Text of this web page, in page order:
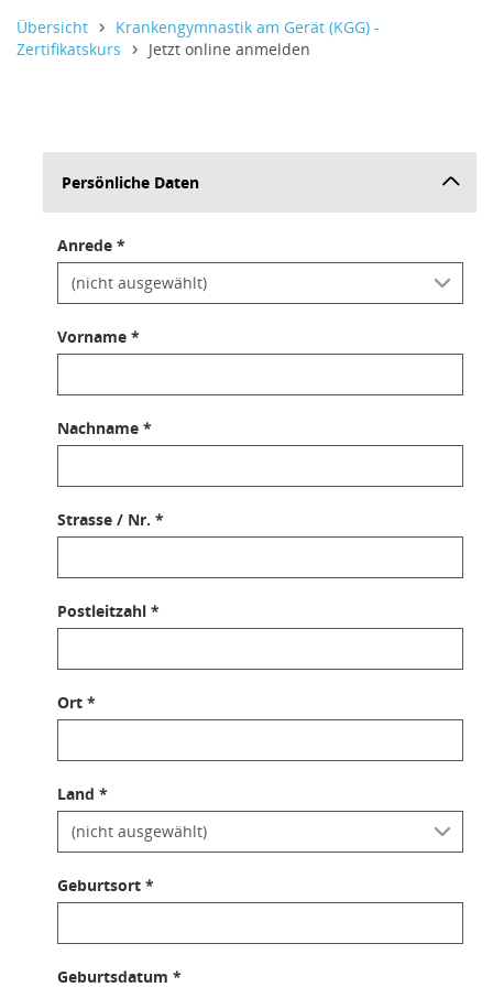
Übersicht
Krankengymnastik am Gerät (KGG) -
Zertifikatskurs
Jetzt online anmelden
Persönliche Daten
Anrede *
Vorname *
Nachname *
Strasse / Nr. *
Postleitzahl *
Ort *
Land *
Geburtsort *
Geburtsdatum *